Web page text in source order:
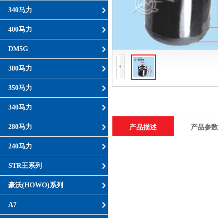
340马力
400马力
DM5G
380马力
350马力
340马力
280马力
240马力
STR王系列
豪沃(HOWO)系列
A7
产品描述 产品参数